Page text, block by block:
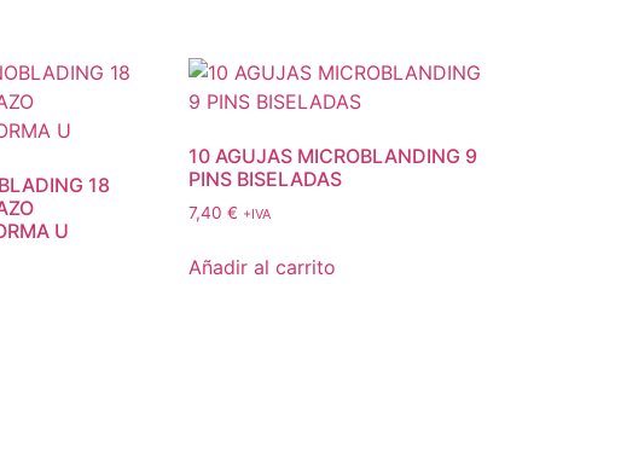
18
U
10 AGUJAS MICROBLANDING 9
PINS BISELADAS
7,40€ +IVA
Añadir al carrito